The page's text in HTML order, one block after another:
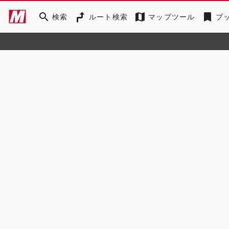
search 検索 ルート検索 map マップツール bookmark ブ